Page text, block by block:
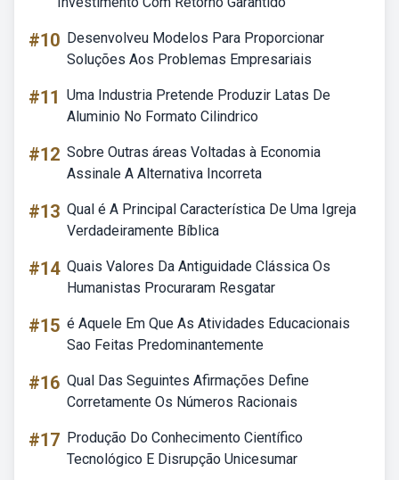
#10 Desenvolveu Modelos Para Proporcionar
Soluções Aos Problemas Empresariais
#11 Uma Industria Pretende Produzir Latas De
Aluminio No Formato Cilindrico
#12 Sobre Outras áreas Voltadas à Economia
Assinale A Alternativa Incorreta
#13 Qual é A Principal Característica De Uma Igreja
Verdadeiramente Bíblica
#14 Quais Valores Da Antiguidade Clássica Os
Humanistas Procuraram Resgatar
#15 é Aquele Em Que As Atividades Educacionais
Sao Feitas Predominantemente
#16 Qual Das Seguintes Afirmações Define
Corretamente Os Números Racionais
#17 Produção Do Conhecimento Científico
Tecnológico E Disrupção Unicesumar